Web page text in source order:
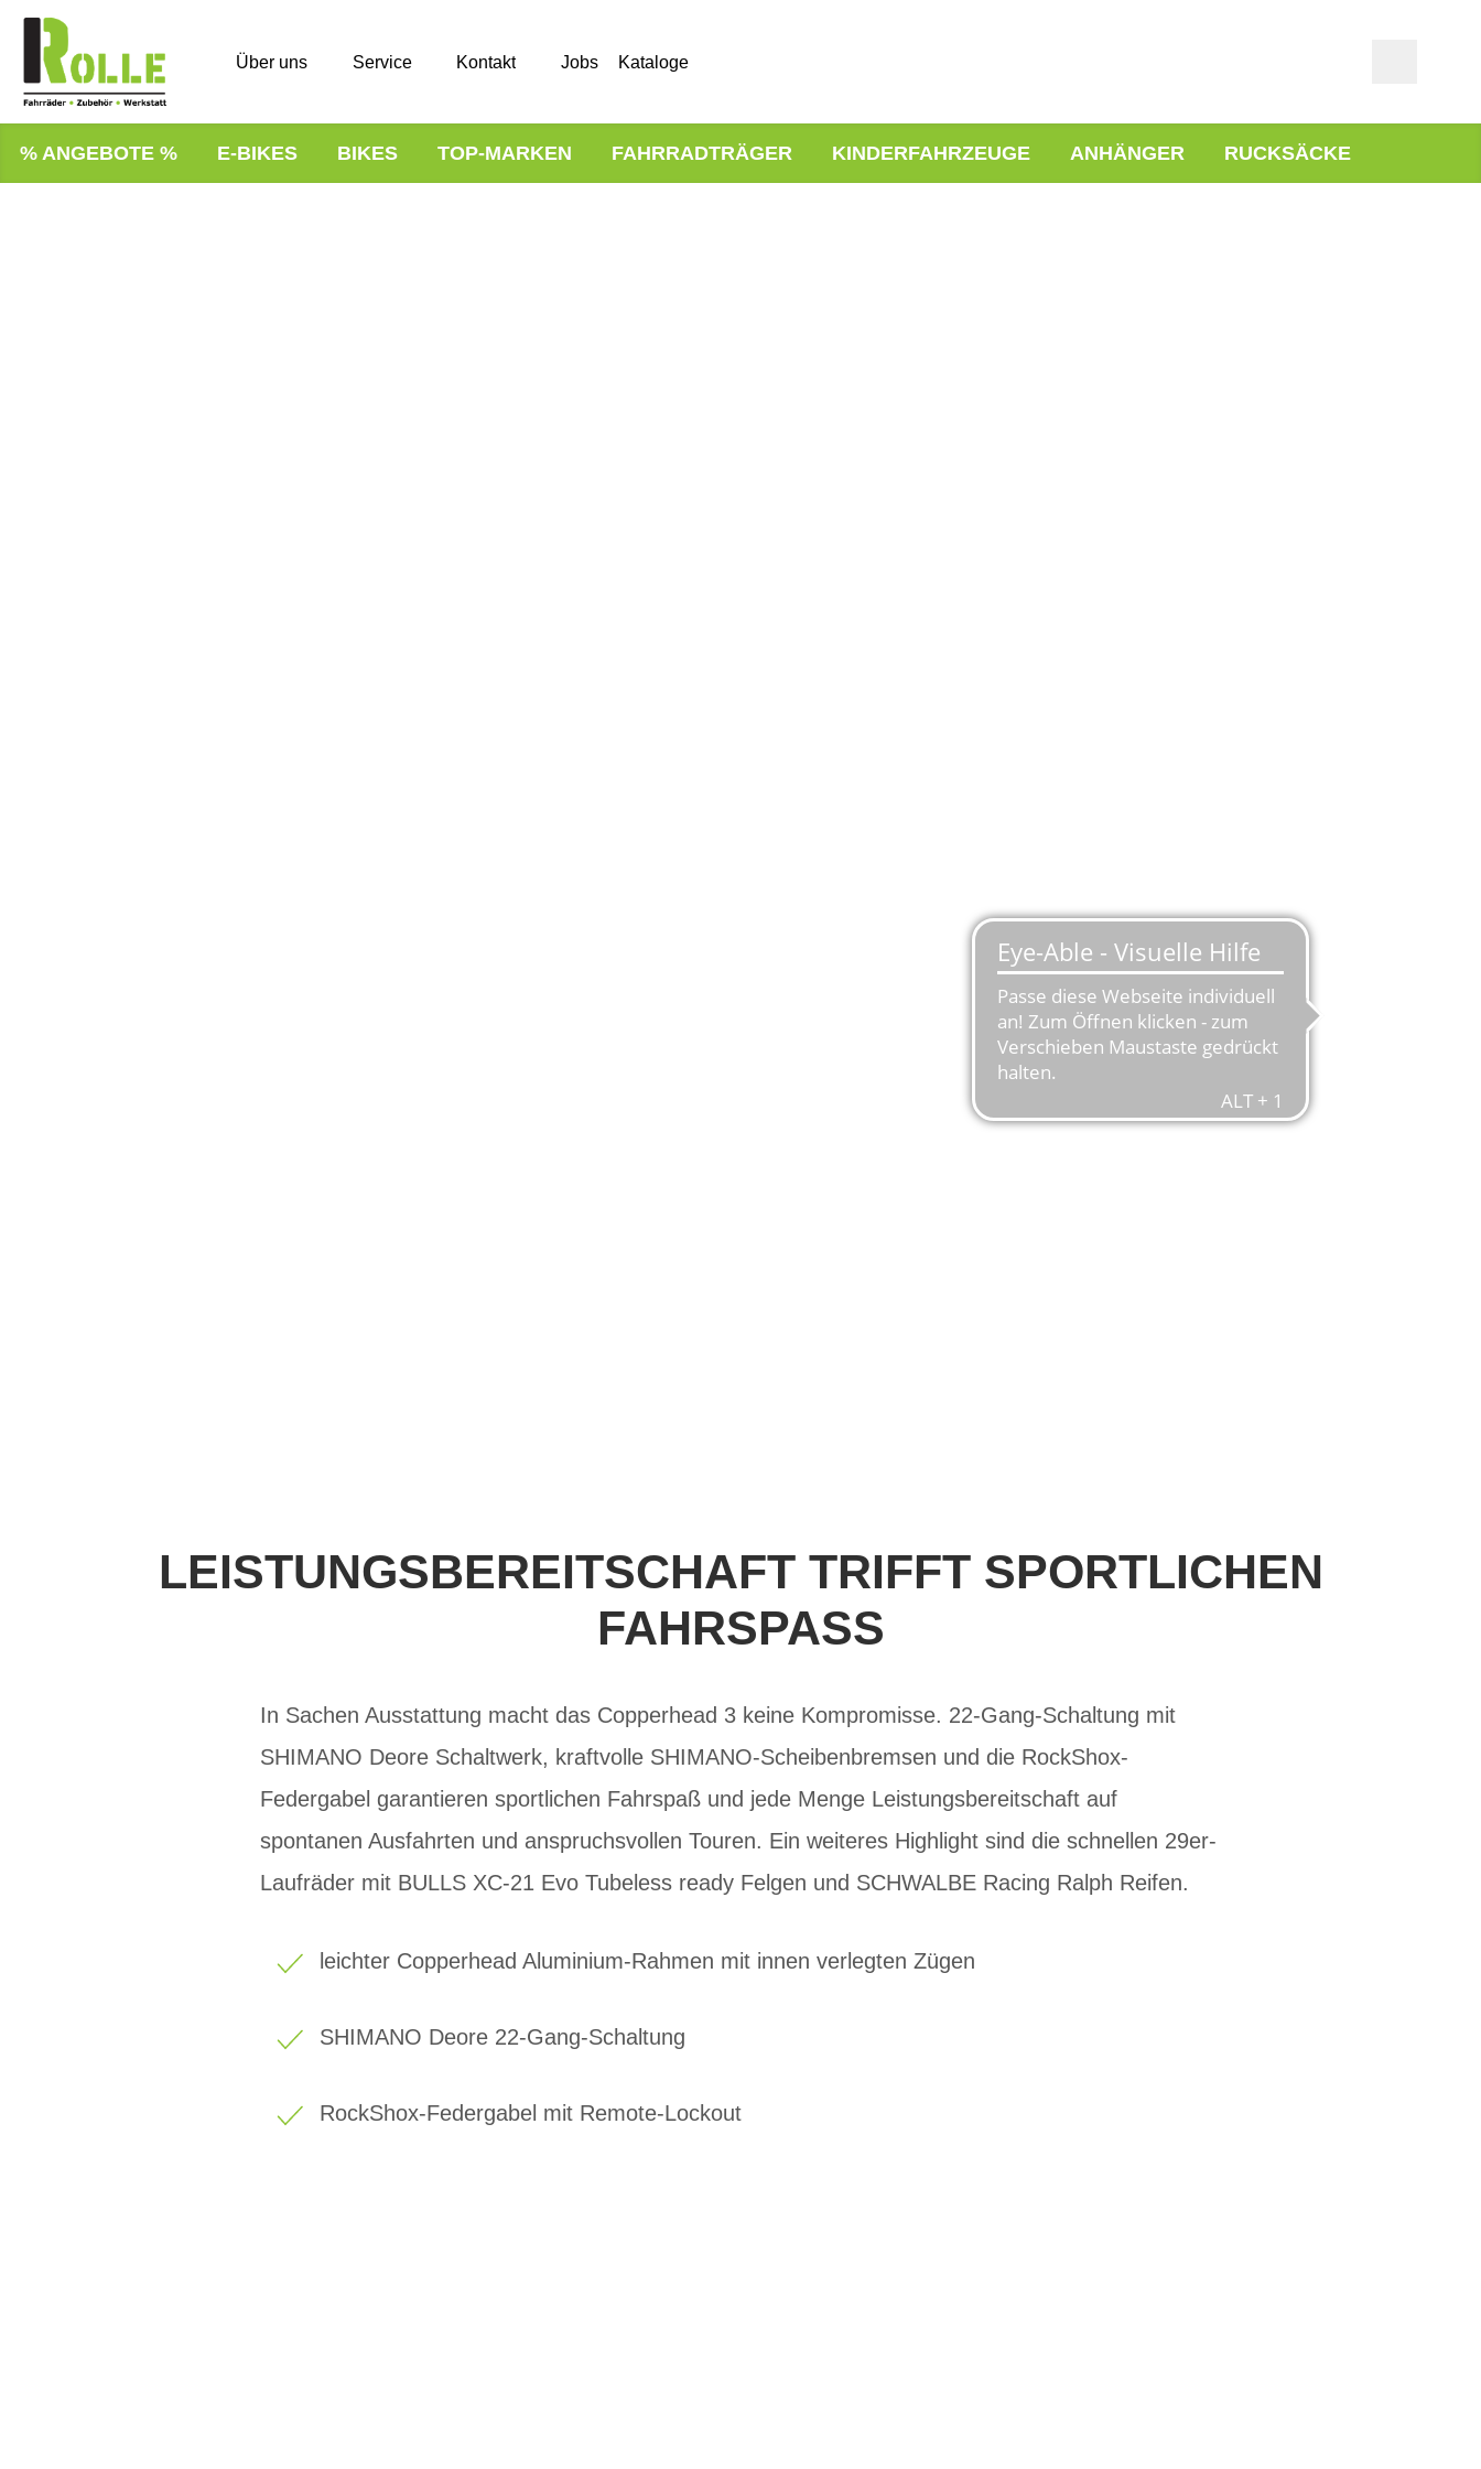
Über uns Service Kontakt Jobs Kataloge
% ANGEBOTE % E-BIKES BIKES TOP-MARKEN FAHRRADTRÄGER KINDERFAHRZEUGE ANHÄNGER RUCKSÄCKE
LEISTUNGSBEREITSCHAFT TRIFFT SPORTLICHEN
FAHRSPASS
In Sachen Ausstattung macht das Copperhead 3 keine Kompromisse. 22-Gang-Schaltung mit
SHIMANO Deore Schaltwerk, kraftvolle SHIMANO-Scheibenbremsen und die RockShox-
Federgabel garantieren sportlichen Fahrspaß und jede Menge Leistungsbereitschaft auf
spontanen Ausfahrten und anspruchsvollen Touren. Ein weiteres Highlight sind die schnellen 29er-
Laufräder mit BULLS XC-21 Evo Tubeless ready Felgen und SCHWALBE Racing Ralph Reifen.
leichter Copperhead Aluminium-Rahmen mit innen verlegten Zügen
SHIMANO Deore 22-Gang-Schaltung
RockShox-Federgabel mit Remote-Lockout